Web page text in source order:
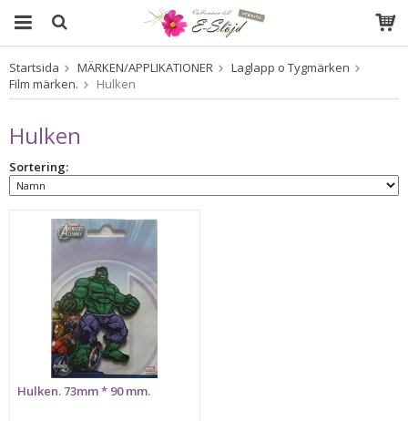
Produkten har blivit tillagd i varukorgen
Startsida MÄRKEN/APPLIKATIONER
Laglapp o Tygmärken
Film märken.
Hulken
Hulken
Sortering:
Hulken. 73mm * 90 mm.